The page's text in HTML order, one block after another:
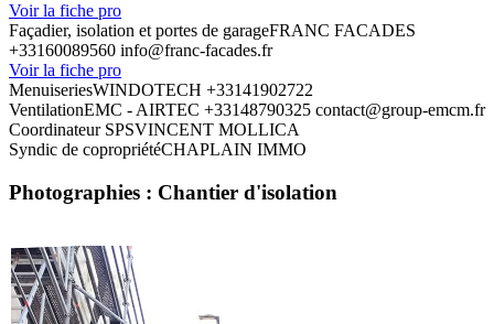
Voir la fiche pro
Façadier, isolation et portes de garageFRANC FACADES
+33160089560 info@franc-facades.fr
Voir la fiche pro
MenuiseriesWINDOTECH +33141902722
VentilationEMC - AIRTEC +33148790325 contact@group-emcm.fr
Coordinateur SPSVINCENT MOLLICA
Syndic de copropriétéCHAPLAIN IMMO
Photographies : Chantier d'isolation